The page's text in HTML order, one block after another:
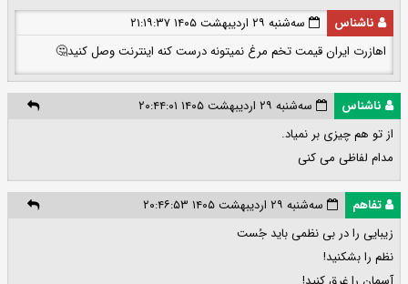
ناشناس
سه‌شنبه ۲۹ اردیبهشت ۱۴۰۵ ۲۱:۱۹:۳۷
اهازرت ایران قیمت تخم مرغ نمیتونه درست کنه اینترنت وصل کنید🤔
ناشناس
سه‌شنبه ۲۹ اردیبهشت ۱۴۰۵ ۲۰:۴۴:۰۱
از تو هم چیزی بر نمیاد.
مدام لفاظی می کنی
تفاهم
سه‌شنبه ۲۹ اردیبهشت ۱۴۰۵ ۲۰:۴۶:۵۳
زیبایی را در بی نظمی باید جُست
نظم را بشکنید!